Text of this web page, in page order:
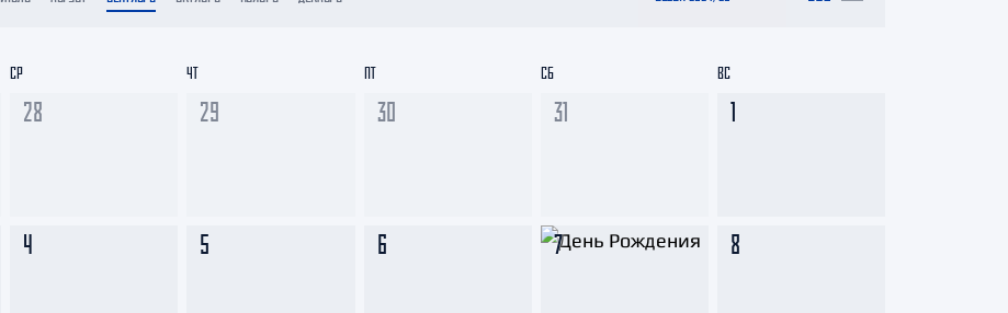
Амур
Салават Юлаев
28 29 30 31 1
4 5 6 7 8
СР ЧТ ПТ СБ ВС